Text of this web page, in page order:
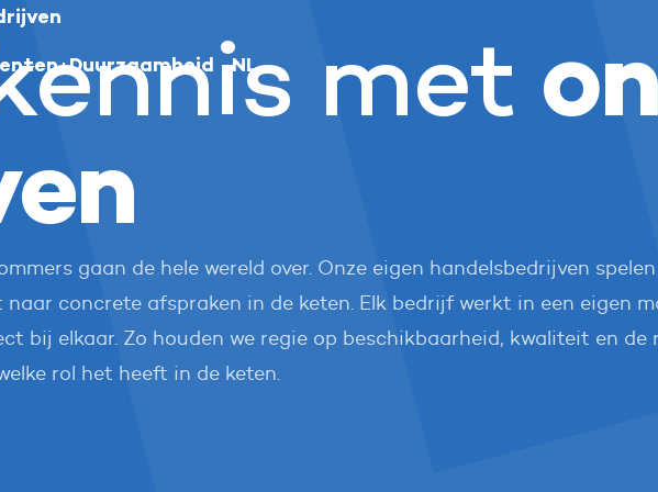
Duurzaamheid NL
Nederlandsmet
gaan de hele wereld over. Onze eigen handelsbedrijven
concrete afspraken in de keten. Elk bedrijf werkt in een eigen
bij elkaar. Zo houden we regie op beschikbaarheid, kwaliteit en de
rol het heeft in de keten.